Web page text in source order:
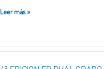
Leer más»